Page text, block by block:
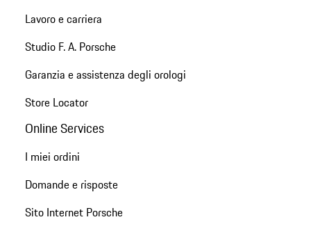
Lavoro e carriera
Studio F. A. Porsche
Garanzia e assistenza degli orologi
Store Locator
Online Services
I miei ordini
Domande e risposte
Sito Internet Porsche